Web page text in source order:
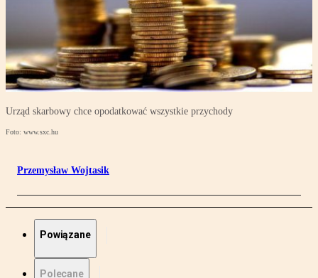
Urząd skarbowy chce opodatkować wszystkie przychody
Foto: www.sxc.hu
Przemysław Wojtasik
Powiązane
Polecane